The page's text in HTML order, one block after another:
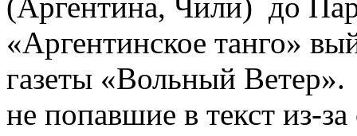
«Аргентинское танго»
газеты «Вольный
не попавшие в текст из-